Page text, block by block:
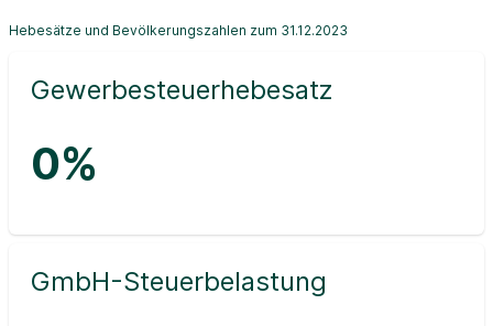
Hebesätze und Bevölkerungszahlen zum 31.12.2023
Gewerbesteuerhebesatz
0%
GmbH-Steuerbelastung